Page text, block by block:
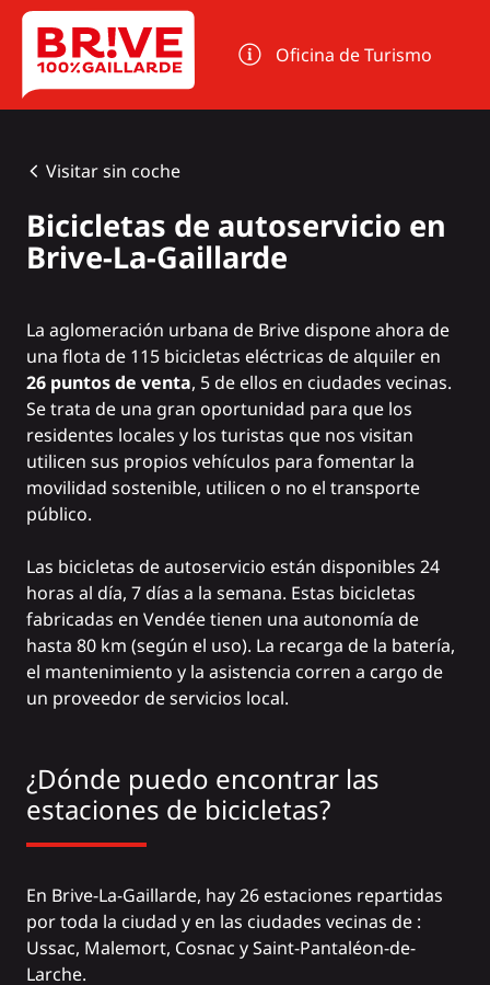
Panel de gestión de cookies
Oficina de Turismo
Visitar sin coche
Bicicletas de autoservicio en
Brive-La-Gaillarde
La aglomeración urbana de Brive dispone ahora de
una flota de 115 bicicletas eléctricas de alquiler en
26 puntos de venta, 5 de ellos en ciudades vecinas.
Se trata de una gran oportunidad para que los
residentes locales y los turistas que nos visitan
utilicen sus propios vehículos para fomentar la
movilidad sostenible, utilicen o no el transporte
público.
Las bicicletas de autoservicio están disponibles 24
horas al día, 7 días a la semana. Estas bicicletas
fabricadas en Vendée tienen una autonomía de
hasta 80 km (según el uso). La recarga de la batería,
el mantenimiento y la asistencia corren a cargo de
un proveedor de servicios local.
¿Dónde puedo encontrar las
estaciones de bicicletas?
En Brive-La-Gaillarde, hay 26 estaciones repartidas
por toda la ciudad y en las ciudades vecinas de :
Ussac, Malemort, Cosnac y Saint-Pantaléon-de-
Larche.